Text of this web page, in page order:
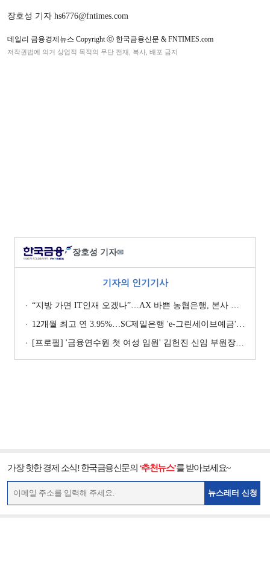
장호성 기자 hs6776@fntimes.com
데일리 금융경제뉴스 Copyright ⓒ 한국금융신문 & FNTIMES.com
저작권법에 의거 상업적 목적의 무단 전재, 복사, 배포 금지
장호성 기자✉
기자의 인기기사
“지방 가면 IT인재 오겠나”…AX 바쁜 농협은행, 본사 이전설에 ‘긴장’ [막 오른 금융권 하투(夏鬪)]
12개월 최고 연 3.95%…SC제일은행 'e-그린세이브예금' [이주의 은행 예금금리-8월 1주]
[프로필] '금융연수원 첫 여성 임원' 김헌진 신임 부원장···교육·디지털·기획 '올라운더'
가장 핫한 경제 소식! 한국금융신문의 ‘추천뉴스’를 받아보세요~
뉴스레터 신청